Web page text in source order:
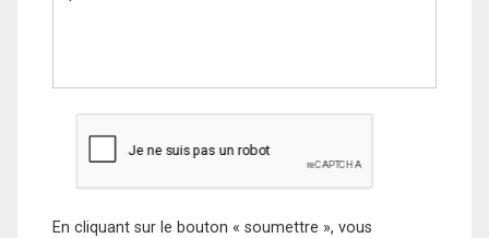
En cliquant sur le bouton « soumettre », vous